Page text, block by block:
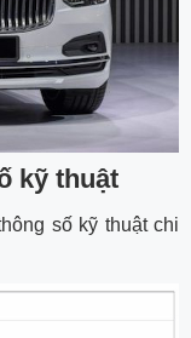
kỹ thuật
số kỹ thuật chi